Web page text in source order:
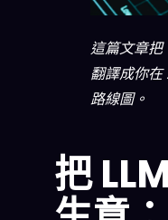
這篇文章
翻譯成你
路線圖。
把